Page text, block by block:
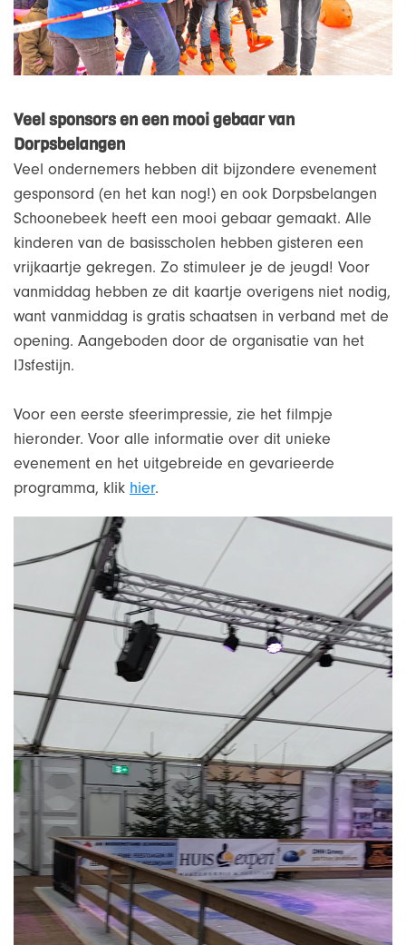
Veel sponsors en een mooi gebaar van
Dorpsbelangen
Veel ondernemers hebben dit bijzondere evenement
gesponsord (en het kan nog!) en ook Dorpsbelangen
Schoonebeek heeft een mooi gebaar gemaakt. Alle
kinderen van de basisscholen hebben gisteren een
vrijkaartje gekregen. Zo stimuleer je de jeugd! Voor
vanmiddag hebben ze dit kaartje overigens niet nodig,
want vanmiddag is gratis schaatsen in verband met de
opening. Aangeboden door de organisatie van het
IJsfestijn.
Voor een eerste sfeerimpressie, zie het filmpje
hieronder. Voor alle informatie over dit unieke
evenement en het uitgebreide en gevarieerde
programma, klik hier.